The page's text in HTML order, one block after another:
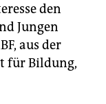
den
Jungen
aus der
für Bildung,